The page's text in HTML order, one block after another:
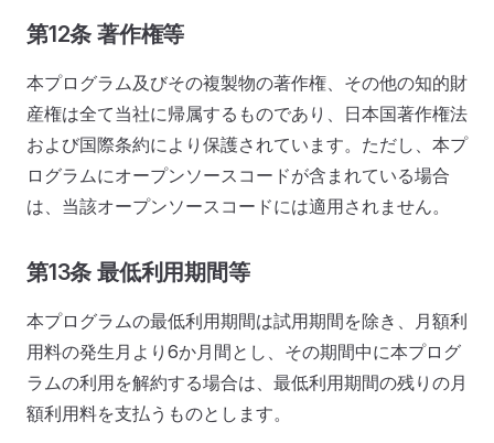
第12条 著作権等
本プログラム及びその複製物の著作権、その他の知的財
産権は全て当社に帰属するものであり、日本国著作権法
および国際条約により保護されています。ただし、本プ
ログラムにオープンソースコードが含まれている場合
は、当該オープンソースコードには適用されません。
第13条 最低利用期間等
本プログラムの最低利用期間は試用期間を除き、月額利
用料の発生月より6か月間とし、その期間中に本プログ
ラムの利用を解約する場合は、最低利用期間の残りの月
額利用料を支払うものとします。